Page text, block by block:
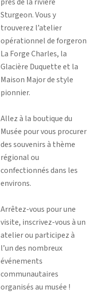
Sturgeon. Vous y
trouverez l’atelier
opérationnel de forgeron
La Forge Charles, la
Glacière Duquette et la
Maison Major de style
pionnier.
Allez à la boutique du
Musée pour vous procurer
des souvenirs à thème
régional ou
confectionnés dans les
environs.
Arrêtez-vous pour une
visite, inscrivez-vous à un
atelier ou participez à
l’un des nombreux
événements
communautaires
organisés au musée !